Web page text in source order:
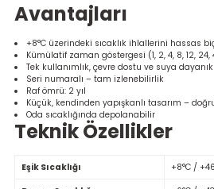
Cihazı
Avantajları
+8°C üzerindeki sıcaklık ihlallerini hassas
Kümülatif zaman göstergesi (1, 2, 4, 8, 12,
Tek kullanımlık, çevre dostu ve suya
Seri numaralı – tam izlenebilirlik
Raf ömrü: 2 yıl
Küçük, kendinden yapışkanlı tasarım –
Oda sıcaklığında depolanabilir
Teknik Özellikler
Eşik Sıcaklığı
+8°C /